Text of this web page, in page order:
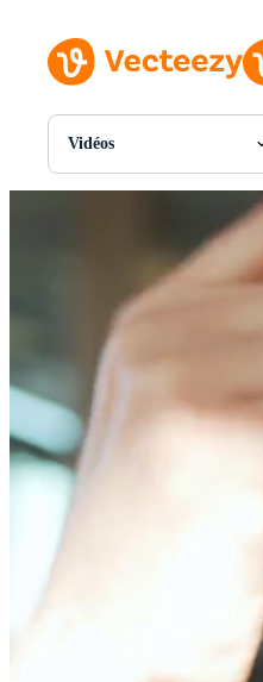
Vidéos
Toutes Images
Modèles
Vecteurs
Vidéos
Motion graphics
Événements Éditoriaux